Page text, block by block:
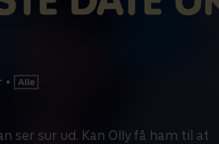
•
ser sur ud. Kan Olly få ham til at